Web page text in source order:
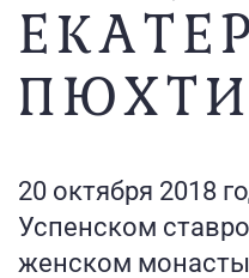
20 октября 2018
Успенском
женском